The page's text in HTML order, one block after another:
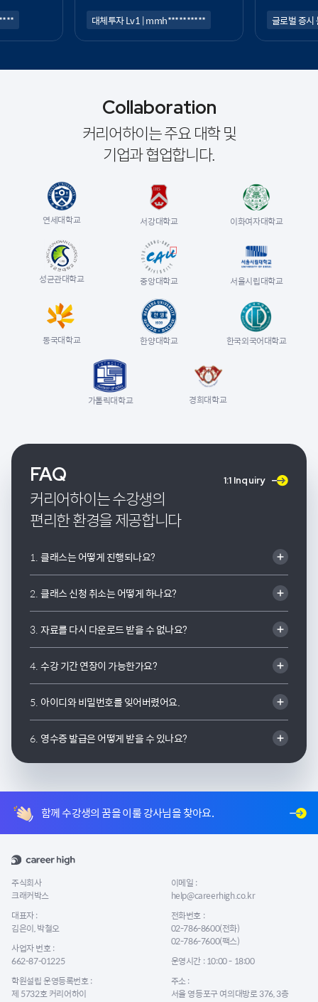
대체투자 Lv1 | mmh**********
글로벌 증
Collaboration
커리어하이는 주요 대학 및
기업과 협업합니다.
연세대학교 서강대학교 이화여자대학교
성균관대학교 중앙대학교 서울시립대학교
동국대학교 한양대학교 한국외국어대학교
가톨릭대학교 경희대학교
FAQ 1:1 Inquiry
커리어하이는 수강생의
편리한 환경을 제공합니다
1.클래스는 어떻게 진행되나요?
2.클래스 신청 취소는 어떻게 하나요?
3.자료를 다시 다운로드 받을 수 없나요?
4.수강 기간 연장이 가능한가요?
5. 아이디와 비밀번호를 잊어버렸어요.
6. 영수증 발급은 어떻게 받을 수 있나요?
함께 수강생의 꿈을 이룰 강사님을 찾아요.
주식회사
크래커박스
대표자 :
김은이, 박철오
사업자 번호 :
662-87-01225
학원설립 운영등록번호 :
제 5732호 커리어하이
이메일 :
help@careerhigh.co.kr
전화번호 :
02-786-8600(전화)
02-786-7600(팩스)
운영시간 : 10:00 - 18:00
주소 :
서울 영등포구 여의대방로 376, 3층